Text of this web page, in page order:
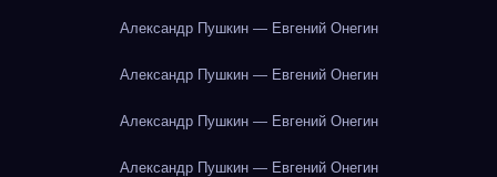
Александр Пушкин — Евгений Онегин
Александр Пушкин — Евгений Онегин
Александр Пушкин — Евгений Онегин
Александр Пушкин — Евгений Онегин